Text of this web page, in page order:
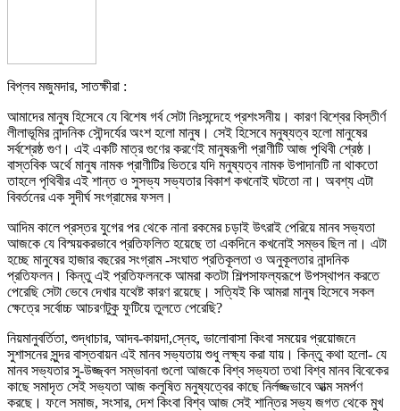
বিপ্লব মজুমদার, সাতক্ষীরা :
আমাদের মানুষ হিসেবে যে বিশেষ গর্ব সেটা নিঃসন্দেহে প্রশংসনীয়। কারণ বিশ্বের বিস্তীর্ণ
লীলাভূমির নান্দনিক সৌন্দর্যের অংশ হলো মানুষ। সেই হিসেবে মনুষ্যত্ব হলো মানুষের
সর্বশ্রেষ্ঠ গুণ। এই একটি মাত্র গুণের করণেই মানুষরূপী প্রাণীটি আজ পৃথিবী শ্রেষ্ঠ।
বাস্তবিক অর্থে মানুষ নামক প্রাণীটির ভিতরে যদি মনুষ্যত্ব নামক উপাদানটি না থাকতো
তাহলে পৃথিবীর এই শান্ত ও সুসভ্য সভ্যতার বিকাশ কখনোই ঘটতো না। অবশ্য এটা
বিবর্তনের এক সুদীর্ঘ সংগ্রামের ফসল।
আদিম কালে প্রস্তর যুগের পর থেকে নানা রকমের চড়াই উৎরাই পেরিয়ে মানব সভ্যতা
আজকে যে বিস্ময়করভাবে প্রতিফলিত হয়েছে তা একদিনে কখনোই সম্ভব ছিল না। এটা
হচ্ছে মানুষের হাজার বছরের সংগ্রাম -সংঘাত প্রতিকূলতা ও অনুকূলতার নান্দনিক
প্রতিফলন। কিন্তু এই প্রতিফলনকে আমরা কতটা শিল্পসাফল্যরূপে উপস্থাপন করতে
পেরেছি সেটা ভেবে দেখার যথেষ্ট কারণ রয়েছে। সত্যিই কি আমরা মানুষ হিসেবে সকল
ক্ষেত্রে সর্বোচ্চ আচরণটুকু ফুটিয়ে তুলতে পেরেছি?
নিয়মানুবর্তিতা, শুদ্ধাচার, আদব-কায়দা,স্নেহ, ভালোবাসা কিংবা সময়ের প্রয়োজনে
সুশাসনের সুন্দর বাস্তবায়ন এই মানব সভ্যতায় শুধু লক্ষ্য করা যায়। কিন্তু কথা হলো- যে
মানব সভ্যতার সু-উজ্জ্বল সম্ভাবনা গুলো আজকে বিশ্ব সভ্যতা তথা বিশ্ব মানব বিবেকের
কাছে সমাদৃত সেই সভ্যতা আজ কলুষিত মনুষ্যত্বের কাছে নির্লজ্জভাবে আত্ম সমর্পণ
করছে। ফলে সমাজ, সংসার, দেশ কিংবা বিশ্ব আজ সেই শান্তির সভ্য জগত থেকে মুখ